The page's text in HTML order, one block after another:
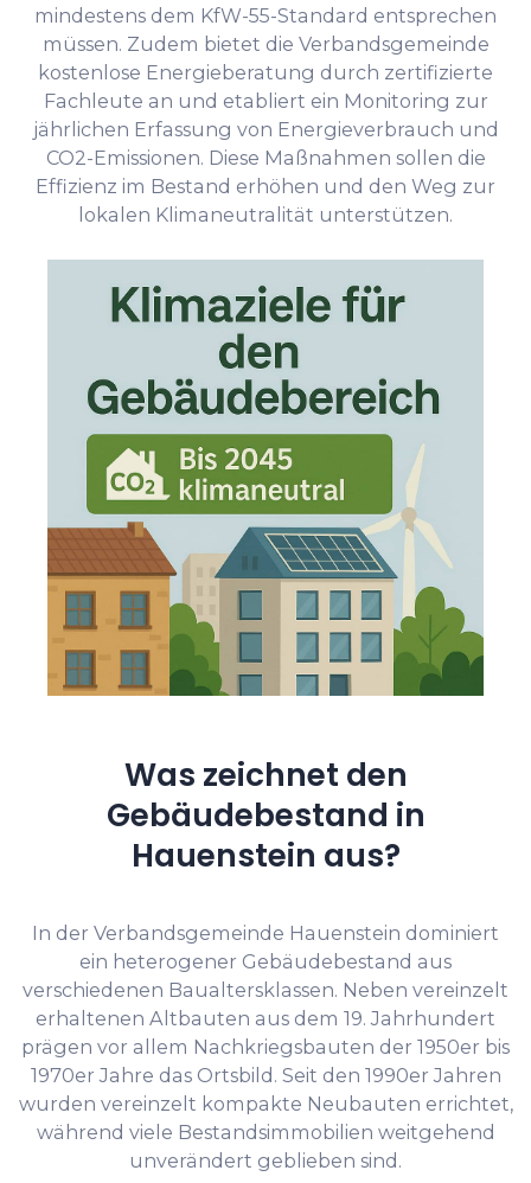
mindestens dem KfW-55-Standard entsprechen
müssen. Zudem bietet die Verbandsgemeinde
kostenlose Energieberatung durch zertifizierte
Fachleute an und etabliert ein Monitoring zur
jährlichen Erfassung von Energieverbrauch und
CO2-Emissionen. Diese Maßnahmen sollen die
Effizienz im Bestand erhöhen und den Weg zur
lokalen Klimaneutralität unterstützen.
Was zeichnet den
Gebäudebestand in
Hauenstein aus?
In der Verbandsgemeinde Hauenstein dominiert
ein heterogener Gebäudebestand aus
verschiedenen Baualtersklassen. Neben vereinzelt
erhaltenen Altbauten aus dem 19. Jahrhundert
prägen vor allem Nachkriegsbauten der 1950er bis
1970er Jahre das Ortsbild. Seit den 1990er Jahren
wurden vereinzelt kompakte Neubauten errichtet,
während viele Bestandsimmobilien weitgehend
unverändert geblieben sind.